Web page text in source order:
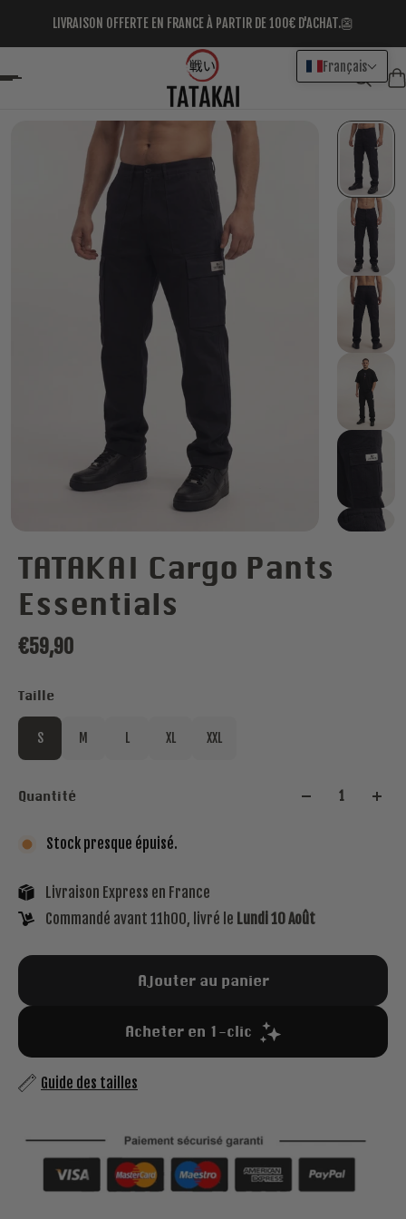
au contenuLIVRAISON OFFERTE EN FRANCE À PARTIR DE 100€ D'ACHAT.👺
TATAKAI Cargo Pants
Essentials
€59,90
Taille
S M L XL XXL
Quantité
Stock presque épuisé.
Livraison Express en France
Commandé avant 11h00, livré le Lundi 10 Août
Ajouter au panier
Guide des tailles
Français